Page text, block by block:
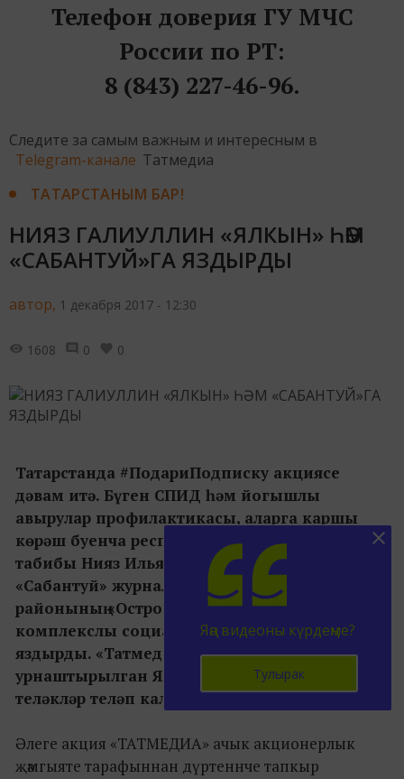
Телефон доверия ГУ МЧС
России по РТ:
8 (843) 227-46-96.
Следите за самым важным и интересным в
Telegram-канале Татмедиа
ТАТАРСТАНЫМ БАР!
НИЯЗ ГАЛИУЛЛИН «ЯЛКЫН» ҺӘМ
«САБАНТУЙ»ГА ЯЗДЫРДЫ
автор, 1 декабря 2017 - 12:30
1608 0 0
Татарстанда #ПодариПодписку акциясе
дәвам итә. Бүген СПИД һәм йогышлы
авырулар профилактикасы, аларга каршы
көрәш буенча республика үзәгенең баш
табибы Нияз Ильяс улы Галиуллин «Ялкын»,
«Сабантуй» журналларына Югары Ослан
районының «Островок надежды» халыкка
комплекслы социаль хезмәт күрсәтү үзәген
яздырды. «Татмедиа» бинасында
урнаштырылган Яңа ел чырышысына да
теләкләр теләп калдырды.
Әлеге акция «ТАТМЕДИА» ачык акционерлык
җәмгыяте тарафыннан дүртеннче тапкыр
Яңа видеоны күрдеңме?
Тулырак